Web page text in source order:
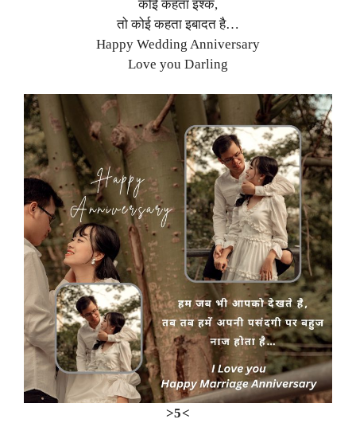
कोई कहता इश्क,
तो कोई कहता इबादत है…
Happy Wedding Anniversary
Love you Darling
>5<